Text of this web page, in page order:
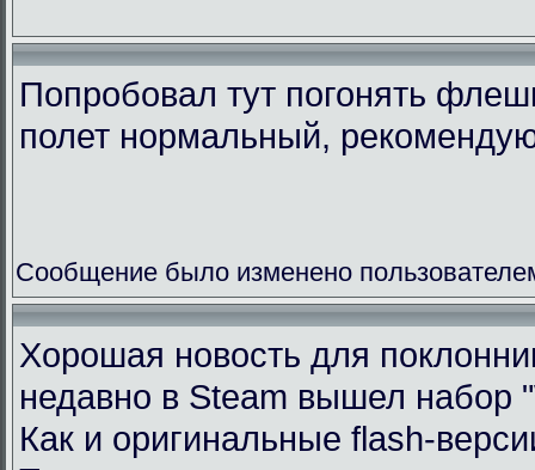
Попробовал тут погонять
полет нормальный,
Сообщение было изменено
Хорошая новость для
недавно в Steam вышел набор
Как и оригинальные flash-